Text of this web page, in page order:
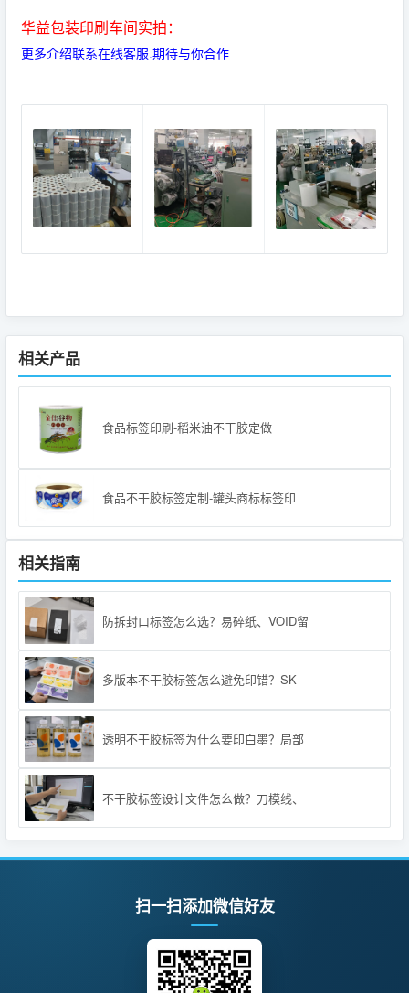
华益包装印刷车间实拍：
更多介绍联系在线客服.期待与你合作
相关产品
食品标签印刷-稻米油不干胶定做
食品不干胶标签定制-罐头商标标签印
相关指南
防拆封口标签怎么选？易碎纸、VOID留
多版本不干胶标签怎么避免印错？SK
透明不干胶标签为什么要印白墨？局部
不干胶标签设计文件怎么做？刀模线、
扫一扫添加微信好友